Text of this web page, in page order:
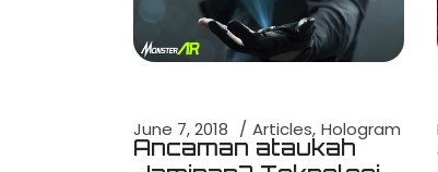
June 7, 2018 Articles Hologram
Ancaman ataukah